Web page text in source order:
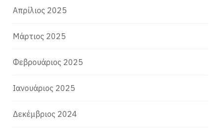
Απρίλιος 2025
Μάρτιος 2025
Φεβρουάριος 2025
Ιανουάριος 2025
Δεκέμβριος 2024